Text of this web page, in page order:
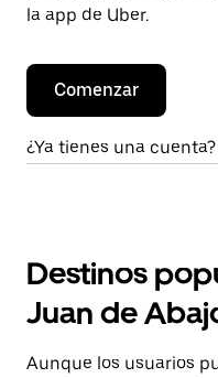
la app de Uber.
Comenzar
¿Ya tienes una
Destinos
Juan de
Aunque los usuarios